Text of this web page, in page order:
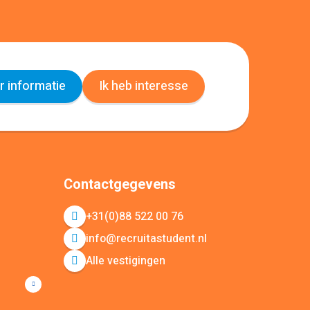
informatie Ik heb interesse
Contactgegevens
+31(0)88 522 00 76
info@recruitastudent.nl
Alle vestigingen